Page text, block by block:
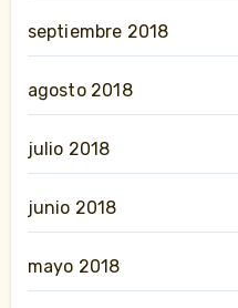
septiembre 2018
agosto 2018
julio 2018
junio 2018
mayo 2018